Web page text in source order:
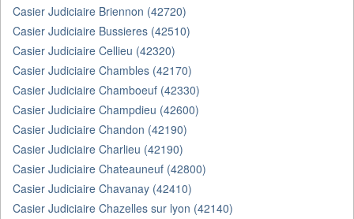
Casier Judiciaire Briennon (42720)
Casier Judiciaire Bussieres (42510)
Casier Judiciaire Cellieu (42320)
Casier Judiciaire Chambles (42170)
Casier Judiciaire Chamboeuf (42330)
Casier Judiciaire Champdieu (42600)
Casier Judiciaire Chandon (42190)
Casier Judiciaire Charlieu (42190)
Casier Judiciaire Chateauneuf (42800)
Casier Judiciaire Chavanay (42410)
Casier Judiciaire Chazelles sur lyon (42140)